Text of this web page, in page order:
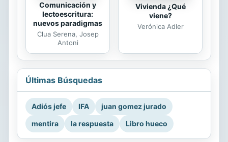
Comunicación y
lectoescritura:
nuevos paradigmas
Clua Serena, Josep
Antoni
Vivienda ¿Qué
viene?
Verónica Adler
Últimas Búsquedas
Adiós jefe IFA
juan gomez jurado
mentira
la respuesta Libro hueco